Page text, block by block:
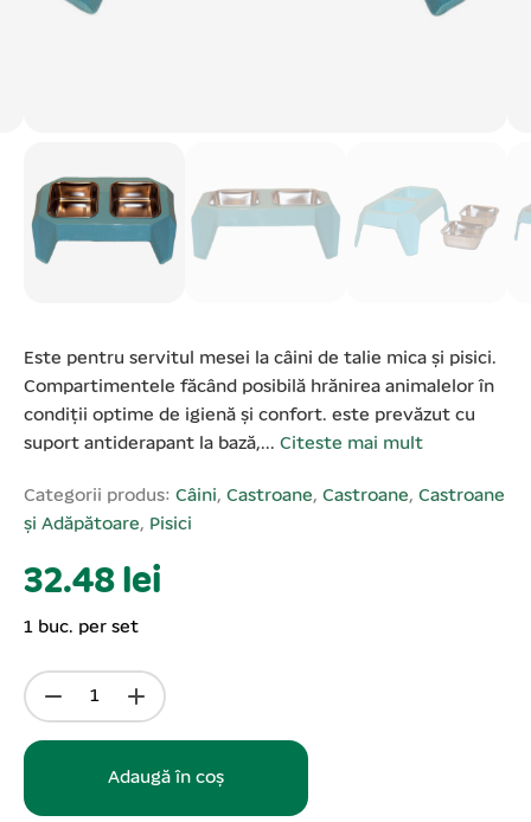
Este pentru servitul mesei la câini de talie mica și pisici.
Compartimentele făcând posibilă hrănirea animalelor în
condiții optime de igienă și confort. este prevăzut cu
suport antiderapant la bază,... Citeste mai mult
Categorii produs: Câini, Castroane, Castroane, Castroane
și Adăpătoare, Pisici
32.48 lei
1 buc. per set
Adaugă în coș